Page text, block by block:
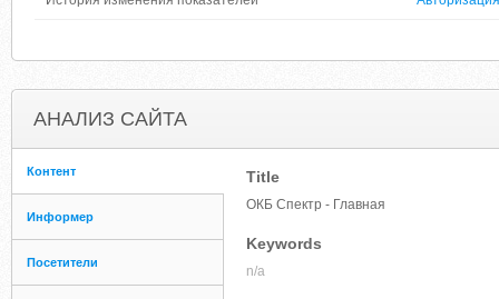
АНАЛИЗ САЙТА
Контент
Информер
Посетители
Title
ОКБ Спектр - Главная
Keywords
n/a